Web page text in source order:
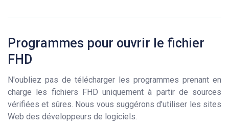
Programmes pour ouvrir le fichier
FHD
N'oubliez pas de télécharger les programmes prenant en
charge les fichiers FHD uniquement à partir de sources
vérifiées et sûres. Nous vous suggérons d'utiliser les sites
Web des développeurs de logiciels.